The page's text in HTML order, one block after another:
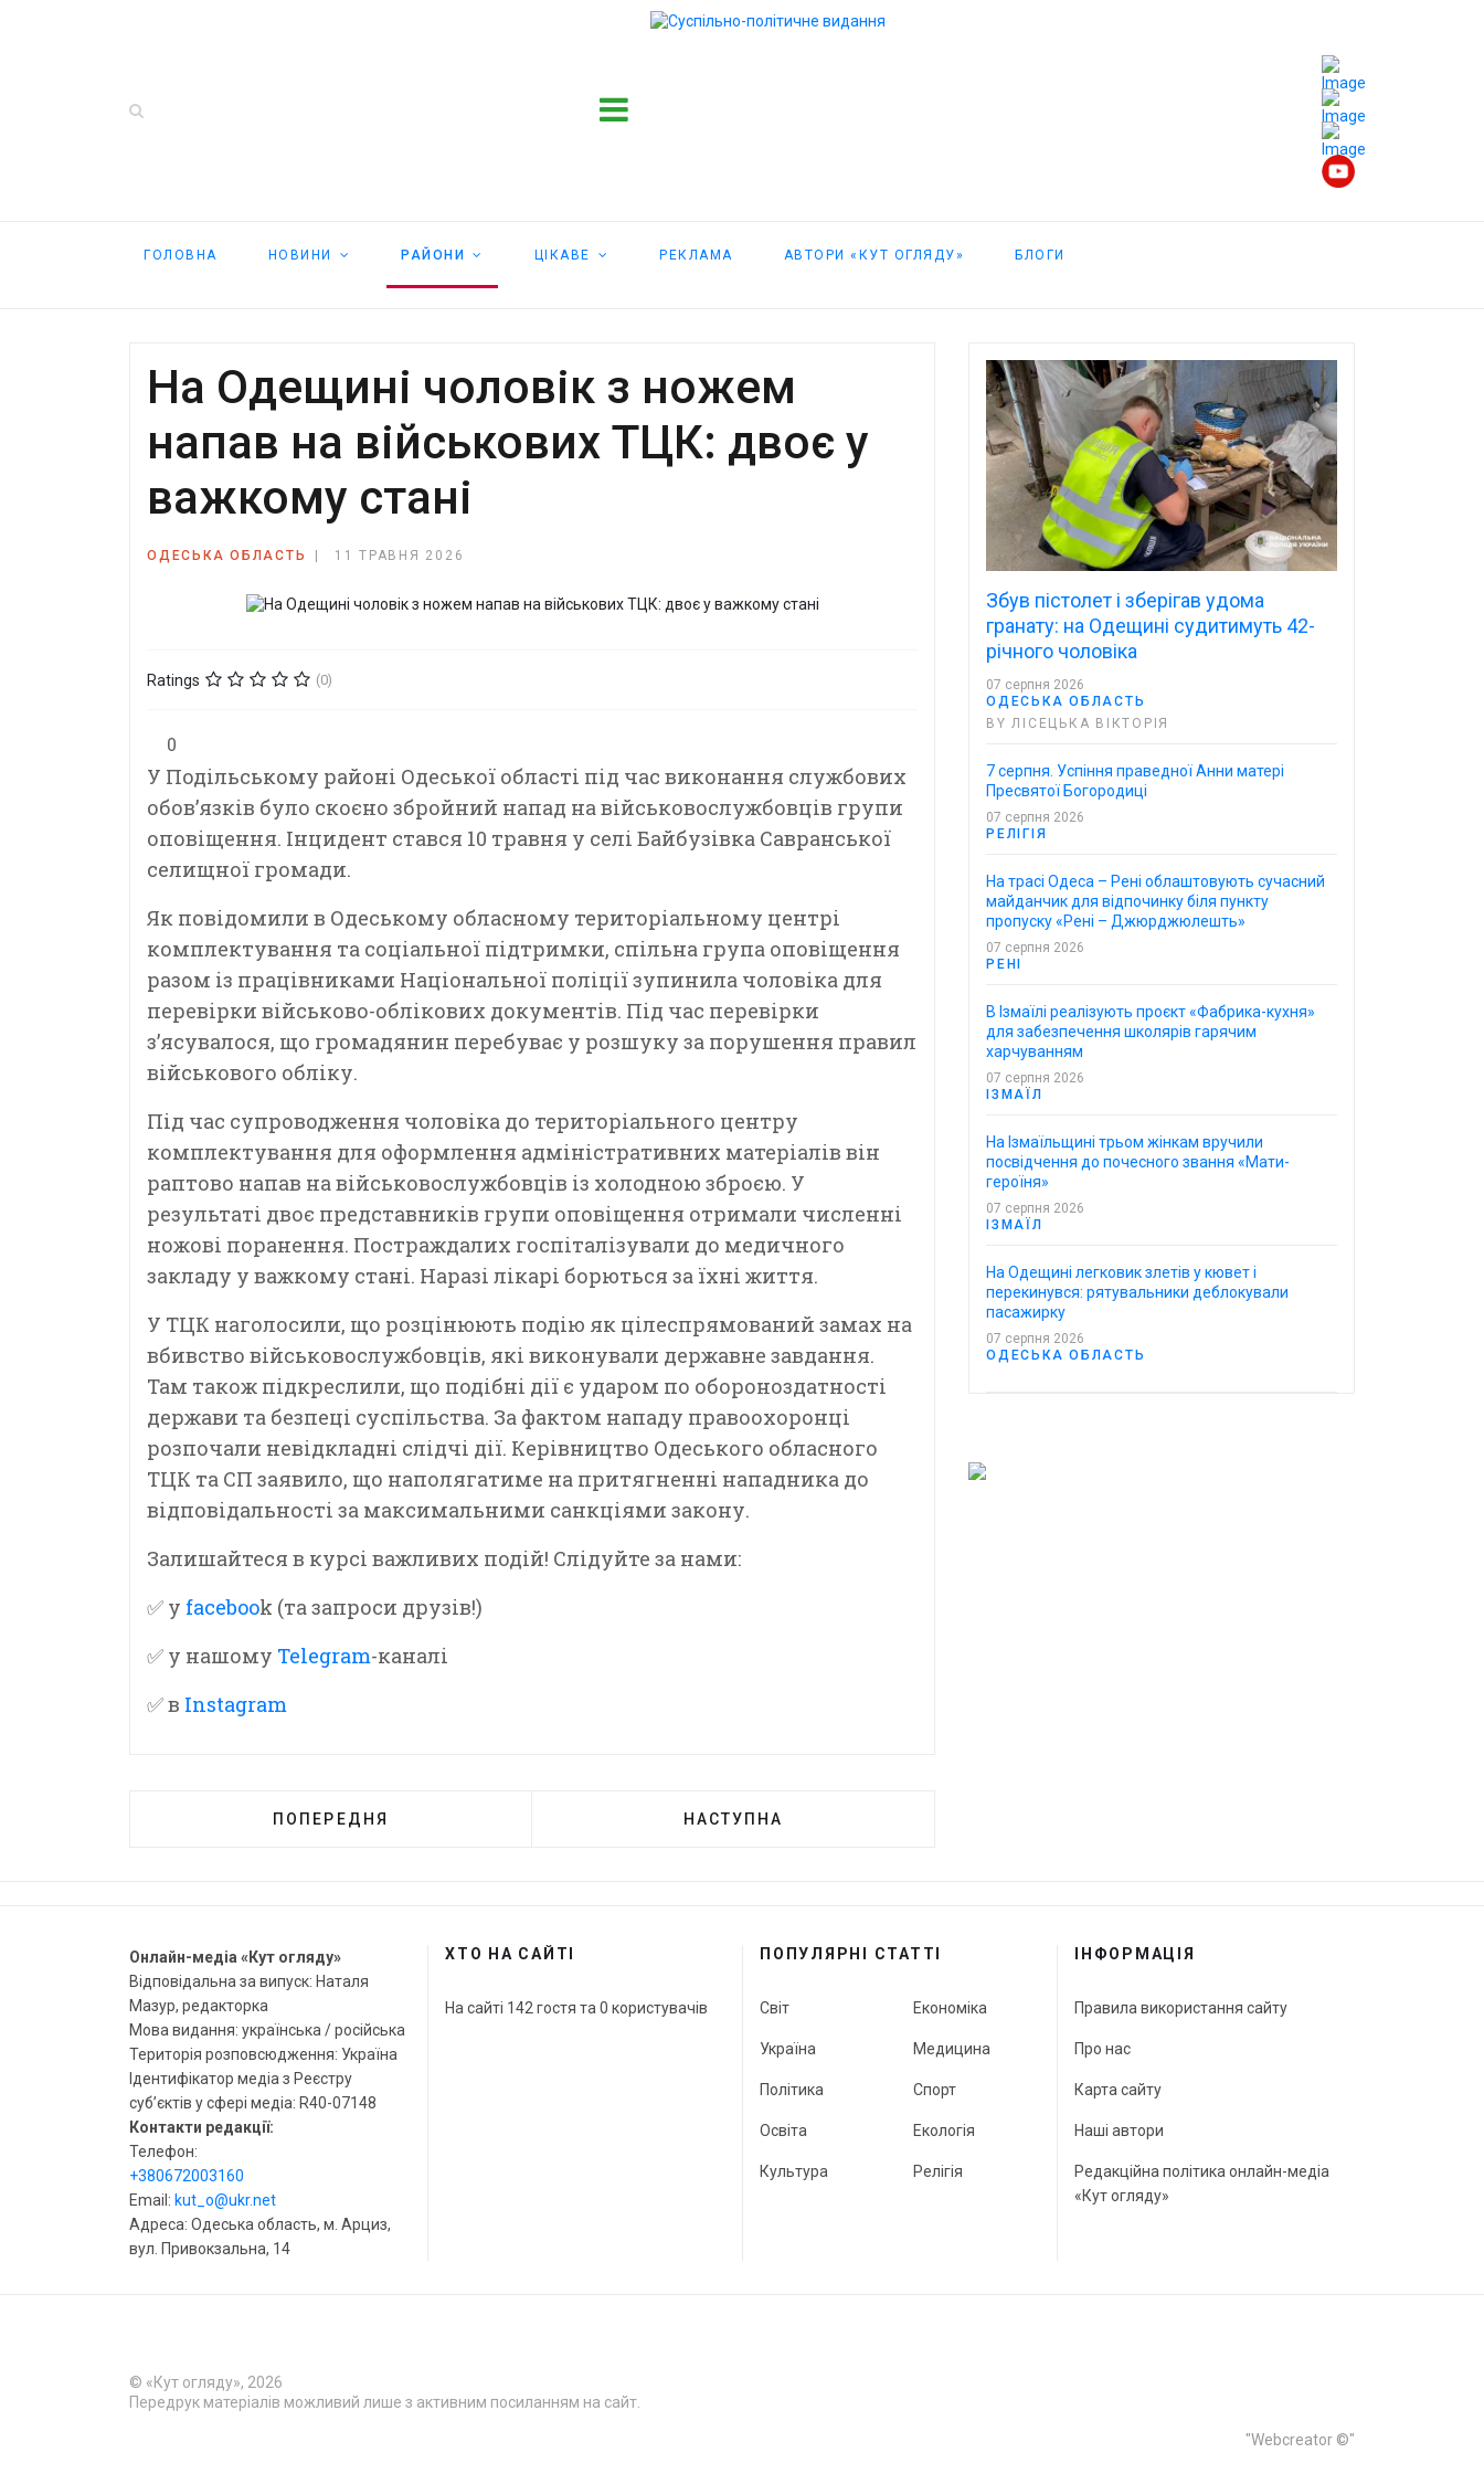
ГОЛОВНА НОВИНИ РАЙОНИ ЦІКАВЕ РЕКЛАМА АВТОРИ «КУТ ОГЛЯДУ» БЛОГИ
На Одещині чоловік з ножем
напав на військових ТЦК: двоє у
важкому стані
ОДЕСЬКА ОБЛАСТЬ 11 ТРАВНЯ 2026
Ratings (0)
0
У Подільському районі Одеської області під час виконання службових
обов’язків було скоєно збройний напад на військовослужбовців групи
оповіщення. Інцидент стався 10 травня у селі Байбузівка Савранської
селищної громади.
Як повідомили в Одеському обласному територіальному центрі
комплектування та соціальної підтримки, спільна група оповіщення
разом із працівниками Національної поліції зупинила чоловіка для
перевірки військово-облікових документів. Під час перевірки
з’ясувалося, що громадянин перебуває у розшуку за порушення правил
військового обліку.
Під час супроводження чоловіка до територіального центру
комплектування для оформлення адміністративних матеріалів він
раптово напав на військовослужбовців із холодною зброєю. У
результаті двоє представників групи оповіщення отримали численні
ножові поранення. Постраждалих госпіталізували до медичного
закладу у важкому стані. Наразі лікарі борються за їхні життя.
У ТЦК наголосили, що розцінюють подію як цілеспрямований замах на
вбивство військовослужбовців, які виконували державне завдання.
Там також підкреслили, що подібні дії є ударом по обороноздатності
держави та безпеці суспільства. За фактом нападу правоохоронці
розпочали невідкладні слідчі дії. Керівництво Одеського обласного
ТЦК та СП заявило, що наполягатиме на притягненні нападника до
відповідальності за максимальними санкціями закону.
Залишайтеся в курсі важливих подій! Слідуйте за нами:
✅ у facebook (та запроси друзів!)
✅ у нашому Telegram-каналі
✅ в Instagram
ПОПЕРЕДНЯ НАСТУПНА
Збув пістолет і зберігав удома
гранату: на Одещині судитимуть 42-
річного чоловіка
07 серпня 2026
ОДЕСЬКА ОБЛАСТЬ
BY ЛІСЕЦЬКА ВІКТОРІЯ
7 серпня. Успіння праведної Анни матері
Пресвятої Богородиці
07 серпня 2026
РЕЛІГІЯ
На трасі Одеса – Рені облаштовують сучасний
майданчик для відпочинку біля пункту
пропуску «Рені – Джюрджюлешть»
07 серпня 2026
РЕНІ
В Ізмаїлі реалізують проєкт «Фабрика-кухня»
для забезпечення школярів гарячим
харчуванням
07 серпня 2026
ІЗМАЇЛ
На Ізмаїльщині трьом жінкам вручили
посвідчення до почесного звання «Мати-
героїня»
07 серпня 2026
ІЗМАЇЛ
На Одещині легковик злетів у кювет і
перекинувся: рятувальники деблокували
пасажирку
07 серпня 2026
ОДЕСЬКА ОБЛАСТЬ
Онлайн-медіа «Кут огляду»
Відповідальна за випуск: Наталя
Мазур, редакторка
Мова видання: українська / російська
Територія розповсюдження: Україна
Ідентифікатор медіа з Реєстру
суб’єктів у сфері медіа: R40-07148
Контакти редакції:
Телефон:
+380672003160
Email: kut_o@ukr.net
Адреса: Одеська область, м. Арциз,
вул. Привокзальна, 14
ХТО НА САЙТІ
На сайті 142 гостя та 0 користувачів
ПОПУЛЯРНІ СТАТТІ
Світ
Україна
Політика
Освіта
Культура
Економіка
Медицина
Спорт
Екологія
Релігія
ІНФОРМАЦІЯ
Правила використання сайту
Про нас
Карта сайту
Наші автори
Редакційна політика онлайн-медіа
«Кут огляду»
© «Кут огляду», 2026
Передрук матеріалів можливий лише з активним посиланням на сайт.
"Webcreator ©"